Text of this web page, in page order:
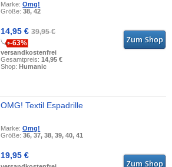
Marke:Omg!
Größe:38, 42
14,95 €39,95 €
-63%
versandkostenfrei
Gesamtpreis:14,95 €
Shop: Humanic
OMG! Textil Espadrille
Marke:Omg!
Größe:36, 37, 38, 39, 40, 41
19,95 €